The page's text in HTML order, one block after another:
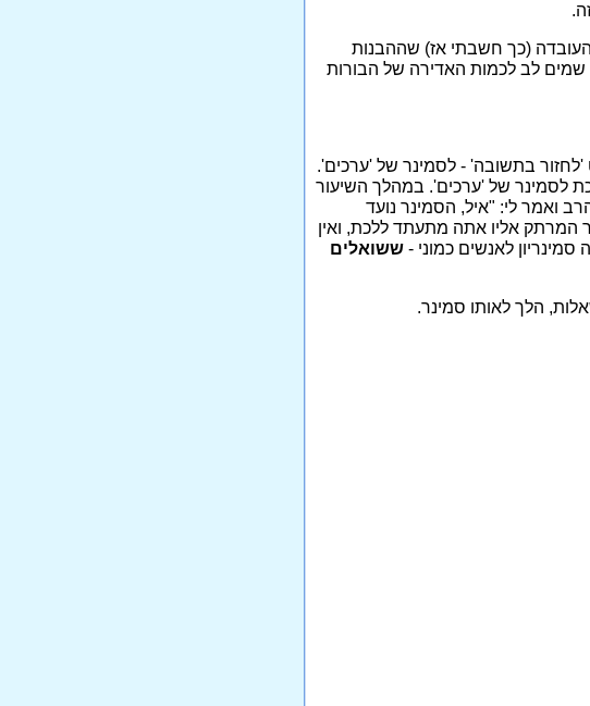
העובדה (כך חשבתי אז) שההבנות
לב לכמות האדירה של הבורות
בתשובה' - לסמינר של 'ערכים'.
לסמינר של 'ערכים'. במהלך השיעור
ואמר לי: "איל, הסמינר נועד
המרתק אליו אתה מתעתד ללכת, ואין
לאנשים כמוני -ששואלים
הלך לאותו סמינר.